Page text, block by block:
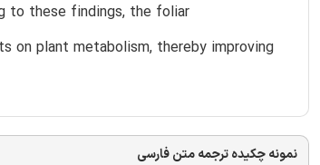
to these findings, the foliar
on plant metabolism, thereby improving
نمونه چکیده ترجمه متن فارسی